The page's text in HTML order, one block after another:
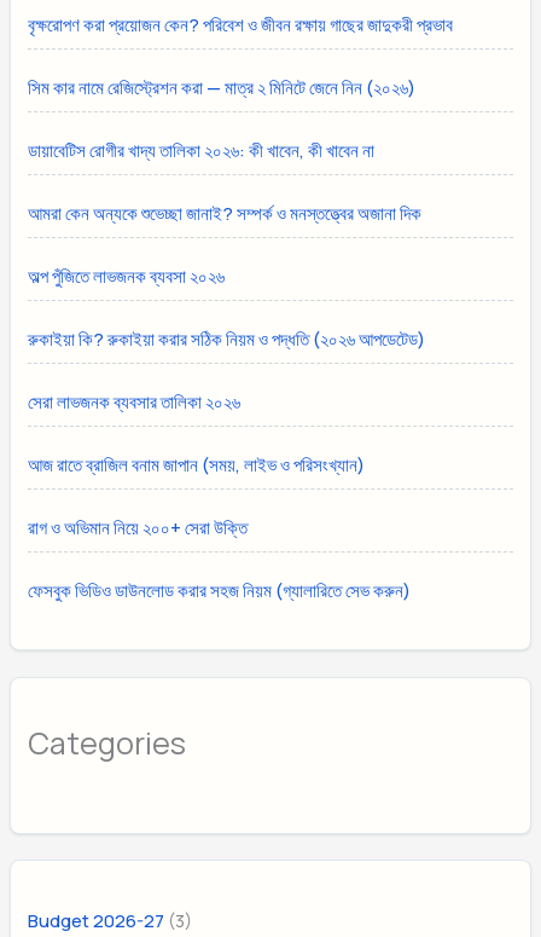
বৃক্ষরোপণ করা প্রয়োজন কেন? পরিবেশ ও জীবন রক্ষায় গাছের জাদুকরী প্রভাব
সিম কার নামে রেজিস্ট্রেশন করা — মাত্র ২ মিনিটে জেনে নিন (২০২৬)
ডায়াবেটিস রোগীর খাদ্য তালিকা ২০২৬: কী খাবেন, কী খাবেন না
আমরা কেন অন্যকে শুভেচ্ছা জানাই? সম্পর্ক ও মনস্তত্ত্বের অজানা দিক
অল্প পুঁজিতে লাভজনক ব্যবসা ২০২৬
রুকাইয়া কি? রুকাইয়া করার সঠিক নিয়ম ও পদ্ধতি (২০২৬ আপডেটেড)
সেরা লাভজনক ব্যবসার তালিকা ২০২৬
আজ রাতে ব্রাজিল বনাম জাপান (সময়, লাইভ ও পরিসংখ্যান)
রাগ ও অভিমান নিয়ে ২০০+ সেরা উক্তি
ফেসবুক ভিডিও ডাউনলোড করার সহজ নিয়ম (গ্যালারিতে সেভ করুন)
Categories
Budget 2026-27 (3)